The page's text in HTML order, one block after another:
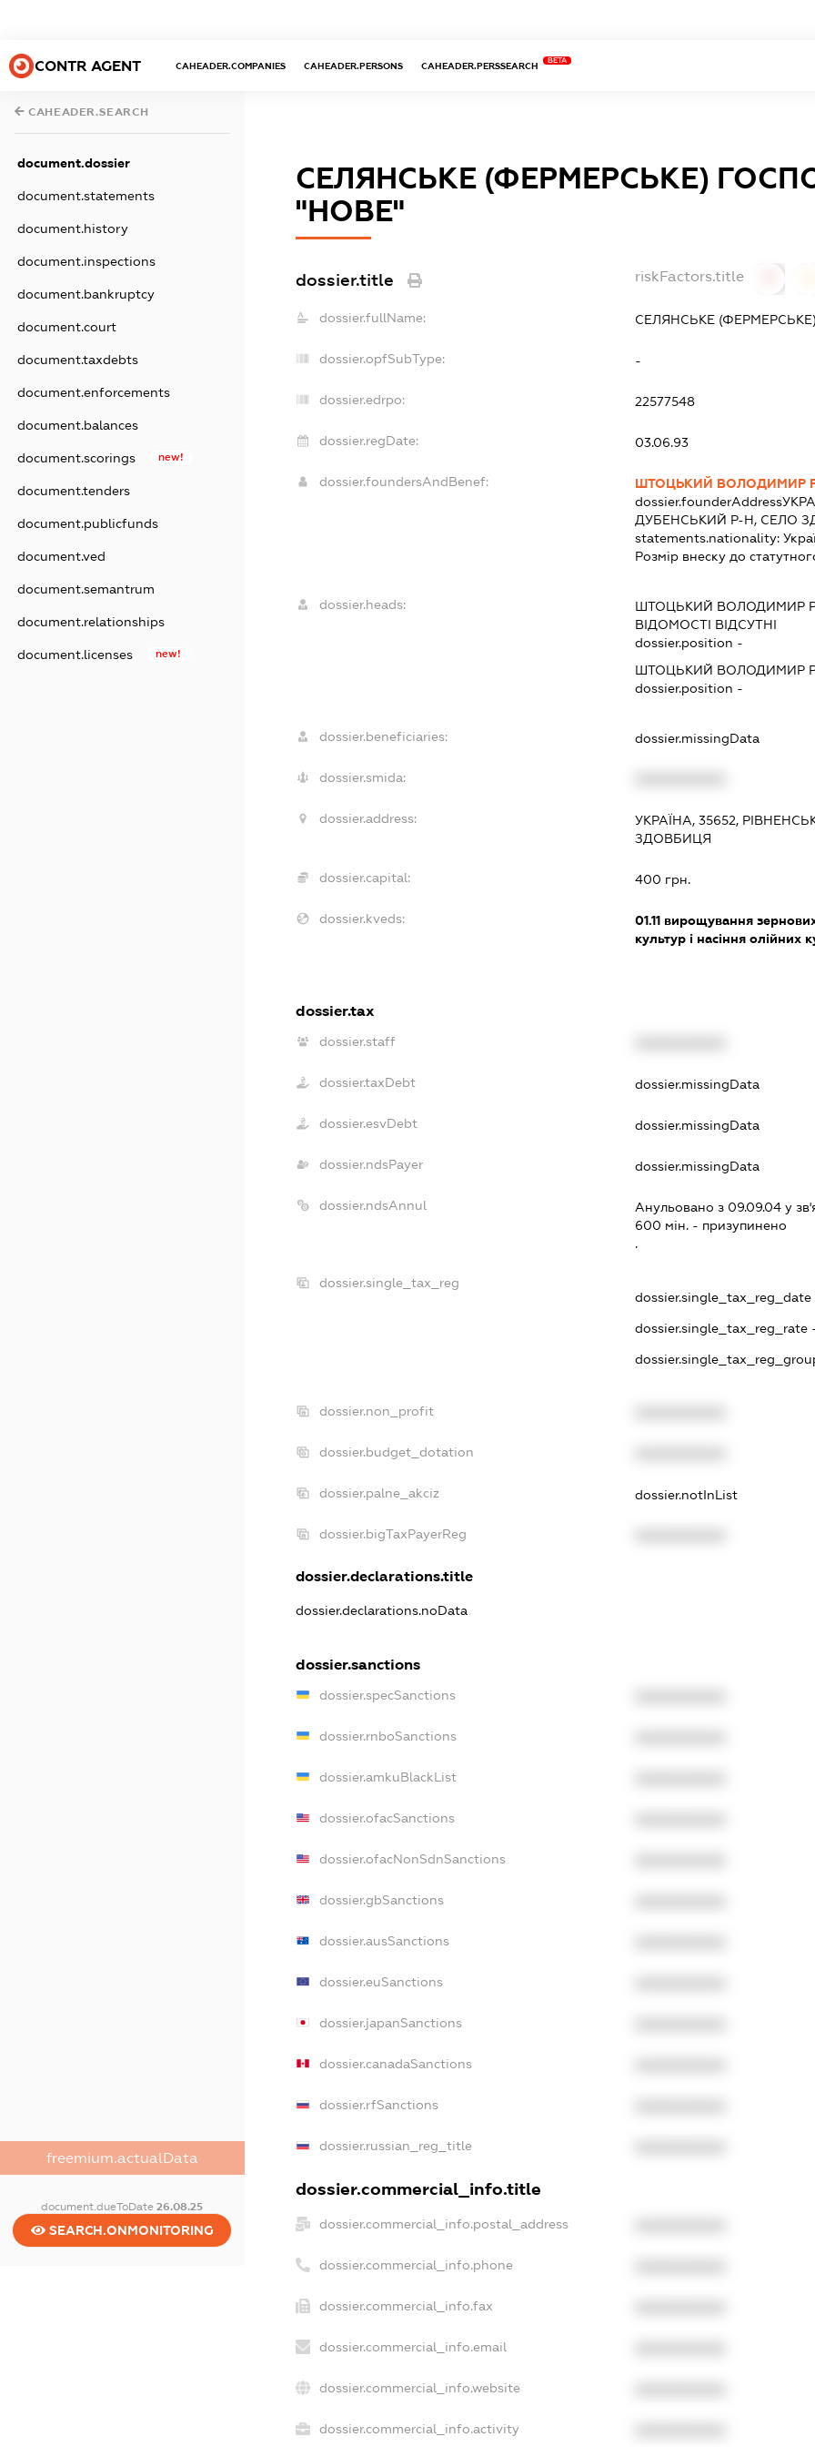
CONTR AGENT CAHEADER.COMPANIES CAHEADER.PERSONS CAHEADER.PERSSEARCH
BETA
CAHEADER.SEARCH
document.dossier
document.statements
document.history
document.inspections
document.bankruptcy
document.court
document.taxdebts
document.enforcements
document.balances
document.scorings new!
document.tenders
document.publicfunds
document.ved
document.semantrum
document.relationships
document.licenses new!
freemium.actualData
document.dueToDate26.08.25
SEARCH.ONMONITORING
СЕЛЯНСЬКЕ (ФЕРМЕРСЬКЕ)
"НОВЕ"
dossier.title riskFactors.title
dossier.fullName: СЕЛЯНСЬКЕ
dossier.opfSubType: -
dossier.edrpo: 22577548
dossier.regDate: 03.06.93
dossier.foundersAndBenef:
ШТОЦЬКИЙ ВОЛОДИМИР
dossier.founderAddress
ДУБЕНСЬКИЙ Р-Н, СЕЛО
statements.nationality:
Розмір внеску до
dossier.heads: ШТОЦЬКИЙ ВОЛОДИМИР
ВІДОМОСТІ ВІДСУТНІ
dossier.position -
ШТОЦЬКИЙ ВОЛОДИМИР
dossier.position -
dossier.beneficiaries: dossier.missingData
dossier.smida:
dossier.address:
УКРАЇНА, 35652,
ЗДОВБИЦЯ
dossier.capital: 400 грн.
dossier.kveds: 01.11вирощування
культур і насіння олійних
dossier.tax
dossier.staff
dossier.taxDebt dossier.missingData
dossier.esvDebt dossier.missingData
dossier.ndsPayer dossier.missingData
dossier.ndsAnnul Анульовано з 09.09.04 у
600 мiн. - призупинено
.
dossier.single_tax_reg
dossier.single_tax_reg_date
dossier.single_tax_reg_rate
dossier.non_profit
dossier.budget_dotation
dossier.palne_akciz dossier.notInList
dossier.bigTaxPayerReg
dossier.declarations.title
dossier.declarations.noData
dossier.sanctions
dossier.specSanctions
dossier.rnboSanctions
dossier.amkuBlackList
dossier.ofacSanctions
dossier.ofacNonSdnSanctions
dossier.gbSanctions
dossier.ausSanctions
dossier.euSanctions
dossier.japanSanctions
dossier.canadaSanctions
dossier.rfSanctions
dossier.russian_reg_title
dossier.commercial_info.title
dossier.commercial_info.postal_address
dossier.commercial_info.phone
dossier.commercial_info.fax
dossier.commercial_info.email
dossier.commercial_info.website
dossier.commercial_info.activity